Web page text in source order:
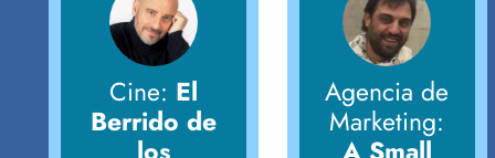
Cine: El
Berrido de
Agencia de
Marketing: